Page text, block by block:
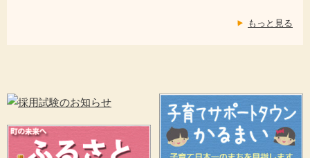
もっと見る